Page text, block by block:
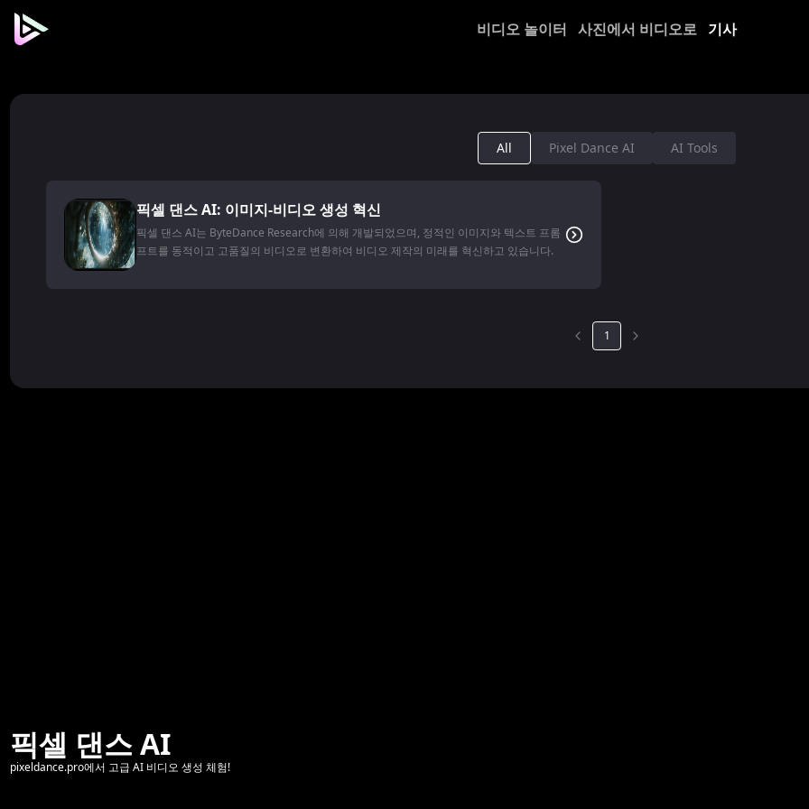
비디오 놀이터 사진에서 비디오로 기사
All Pixel Dance AI AI Tools
픽셀 댄스 AI: 이미지-비디오 생성 혁신
픽셀 댄스 AI는 ByteDance Research에 의해 개발되었으며, 정적인 이미지와 텍스트 프롬
프트를 동적이고 고품질의 비디오로 변환하여 비디오 제작의 미래를 혁신하고 있습니다.
1
픽셀 댄스 AI
pixeldance.pro에서 고급 AI 비디오 생성 체험!